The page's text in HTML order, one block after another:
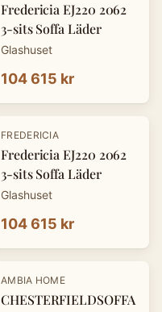
Fredericia EJ220 2062
3-sits Soffa Läder
Glashuset
104 615 kr
FREDERICIA
Fredericia EJ220 2062
3-sits Soffa Läder
Glashuset
104 615 kr
-30%
AMBIA HOME
CHESTERFIELDSOFFA